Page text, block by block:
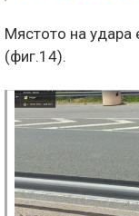
Мястото на удара
(фиг.14).